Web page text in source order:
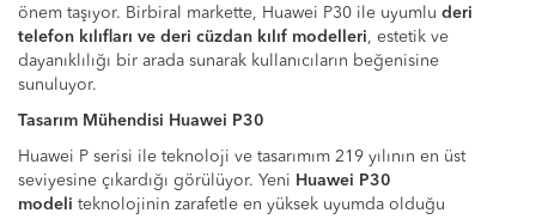
önem taşıyor. Birbiral markette, Huawei P30 ile uyumlu deri
telefon kılıfları ve deri cüzdan kılıf modelleri, estetik ve
dayanıklılığı bir arada sunarak kullanıcıların beğenisine
sunuluyor.
Tasarım Mühendisi Huawei P30
Huawei P serisi ile teknoloji ve tasarımım 219 yılının en üst
seviyesine çıkardığı görülüyor. Yeni Huawei P30
modeli teknolojinin zarafetle en yüksek uyumda olduğu